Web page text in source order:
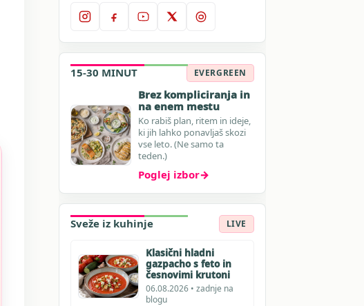
15-30 MINUT EVERGREEN
Brez kompliciranja in
na enem mestu
Ko rabiš plan, ritem in ideje,
ki jih lahko ponavljaš skozi
vse leto. (Ne samo ta
teden.)
Poglej izbor→
Sveže iz kuhinje LIVE
Klasični hladni
gazpacho s feto in
česnovimi krutoni
06.08.2026 • zadnje na
blogu